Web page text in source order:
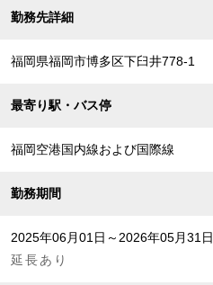
勤務先詳細
福岡県福岡市博多区下臼井778-1
最寄り駅・バス停
福岡空港国内線および国際線
勤務期間
2025年06月01日～2026年05月31日
延長あり